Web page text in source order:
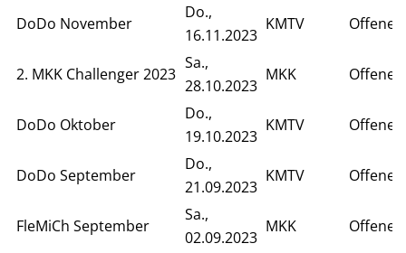
DoDo November
Do.,
16.11.2023
KMTV
2. MKK Challenger 2023
Sa.,
28.10.2023
MKK
DoDo Oktober
Do.,
19.10.2023
KMTV
DoDo September
Do.,
21.09.2023
KMTV
FleMiCh September
Sa.,
02.09.2023
MKK